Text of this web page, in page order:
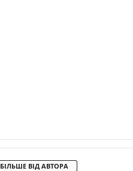
БІЛЬШЕ ВІД АВТОРА